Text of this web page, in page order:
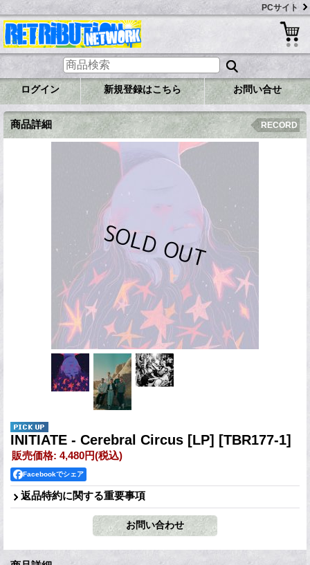
PCサイト
ログイン 新規登録はこちら お問い合せ
商品詳細 RECORD
INITIATE - Cerebral Circus [LP] [TBR177-1]
販売価格: 4,480円(税込)
Facebookでシェア
返品特約に関する重要事項